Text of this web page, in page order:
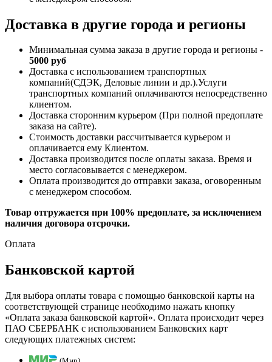
Доставка в другие города и регионы
Минимальная сумма заказа в другие города и регионы -
5000 руб
Доставка с использованием транспортных
компаний(СДЭК, Деловые линии и др.).Услуги
транспортных компаний оплачиваются непосредственно
клиентом.
Доставка сторонним курьером (При полной предоплате
заказа на сайте).
Стоимость доставки рассчитывается курьером и
оплачивается ему Клиентом.
Доставка производится после оплаты заказа. Время и
место согласовывается с менеджером.
Оплата производится до отправки заказа, оговоренным
с менеджером способом.
Товар отгружается при 100% предоплате, за исключением
наличия договора отсрочки.
Оплата
Банковской картой
Для выбора оплаты товара с помощью банковской карты на
соответствующей странице необходимо нажать кнопку
«Оплата заказа банковской картой». Оплата происходит через
ПАО СБЕРБАНК с использованием Банковских карт
следующих платежных систем: